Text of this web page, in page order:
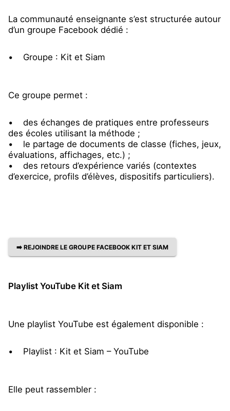
La communauté enseignante s’est structurée autour
d’un groupe Facebook dédié :
• Groupe : Kit et Siam
Ce groupe permet :
• des échanges de pratiques entre professeurs
des écoles utilisant la méthode ;
• le partage de documents de classe (fiches, jeux,
évaluations, affichages, etc.) ;
• des retours d’expérience variés (contextes
d’exercice, profils d’élèves, dispositifs particuliers).
➡️ REJOINDRE LE GROUPE FACEBOOK KIT ET SIAM
Playlist YouTube Kit et Siam
Une playlist YouTube est également disponible :
• Playlist : Kit et Siam – YouTube
Elle peut rassembler :